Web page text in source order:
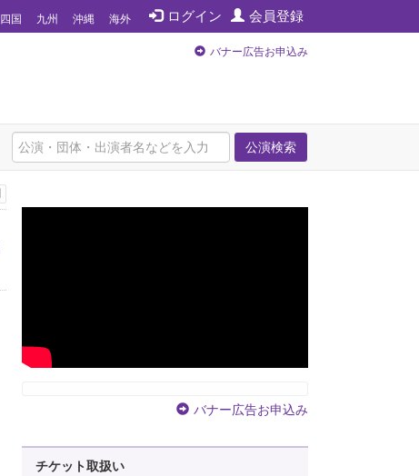
ログイン 会員登録
四国 九州 沖縄 海外
バナー広告お申込み
公演検索
バナー広告お申込み
チケット取扱い